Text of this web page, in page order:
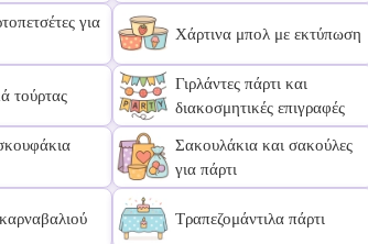
για
Χάρτινα μπολ με εκτύπωση
τούρτας
Γιρλάντες πάρτι και
διακοσμητικές επιγραφές
Σακουλάκια και σακούλες
για πάρτι
Τραπεζομάντιλα πάρτι